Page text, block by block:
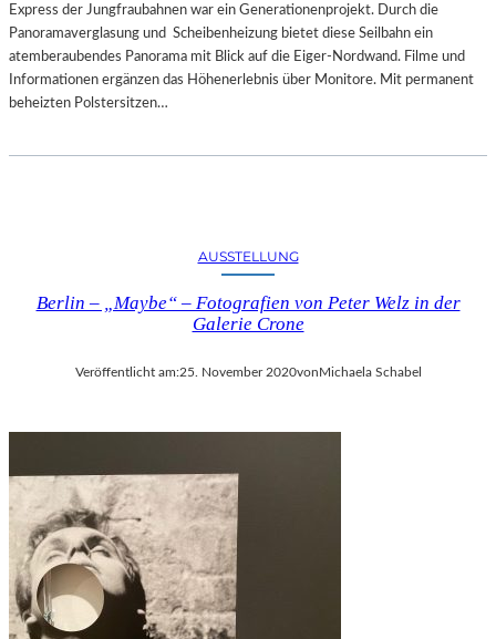
Express der Jungfraubahnen war ein Generationenprojekt. Durch die
Panoramaverglasung und Scheibenheizung bietet diese Seilbahn ein
atemberaubendes Panorama mit Blick auf die Eiger-Nordwand. Filme und
Informationen ergänzen das Höhenerlebnis über Monitore. Mit permanent
beheizten Polstersitzen…
AUSSTELLUNG
Berlin – „Maybe“ – Fotografien von Peter Welz in der
Galerie Crone
Veröffentlicht am:25. November 2020vonMichaela Schabel